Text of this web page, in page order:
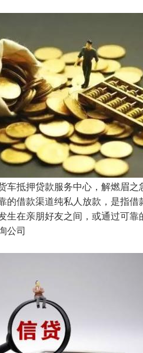
车抵押贷款服务中心，解燃眉之
的借款渠道纯私人放款，是指
生在亲朋好友之间，或通过可
公司